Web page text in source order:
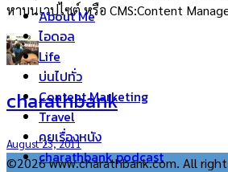
About Me
ไอดอล
Life
บ่นไปทั่ว
Content Marketing
Travel
คุยเรื่องหนัง
charathbank podcast
หาบนเวปไซต์ หรือ CMS:Content
charathbank
August 23, 2011
©2026 www.charathbank.com. All